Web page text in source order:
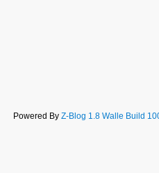
Powered By Z-Blog 1.8 Walle Build